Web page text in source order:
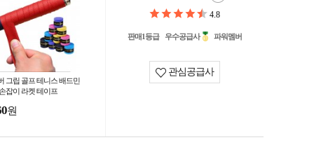
그립 골프 테니스 배드민
잡이 라켓 테이프
원
4.8
판매1등급 우수공급사 파워멤버
관심공급사